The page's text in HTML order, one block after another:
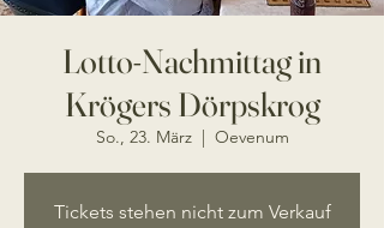
Lotto-Nachmittag in
Krögers Dörpskrog
So., 23. März
  |
Oevenum
Tickets stehen nicht zum Verkauf